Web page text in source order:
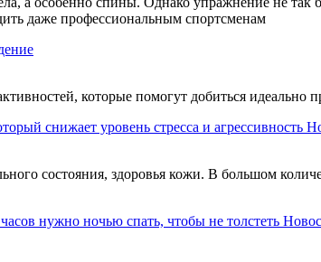
даже профессиональным спортсменам
которые помогут добиться идеально
снижает уровень стресса и агрессивность
состояния, здоровья кожи. В большом
нужно ночью спать, чтобы не толстеть